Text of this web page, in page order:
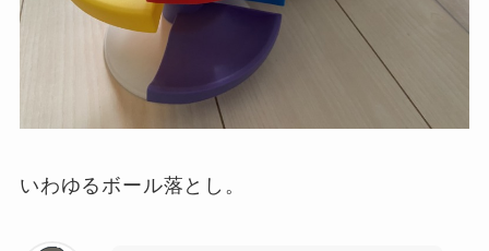
いわゆるボール落とし。